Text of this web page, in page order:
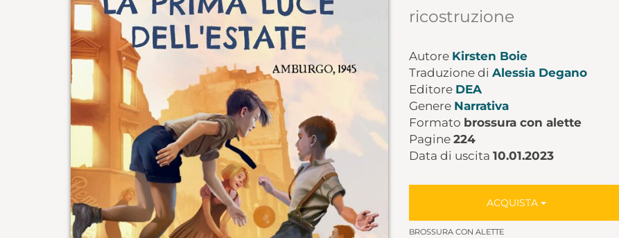
ricostruzione
Autore Kirsten Boie
Traduzione di Alessia Degano
Editore DEA
Genere Narrativa
Formato brossura con alette
Pagine 224
Data di uscita 10.01.2023
ACQUISTA
BROSSURA CON ALETTE